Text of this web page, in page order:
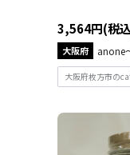
3,564円(税
大阪府 anone
大阪府枚方市の